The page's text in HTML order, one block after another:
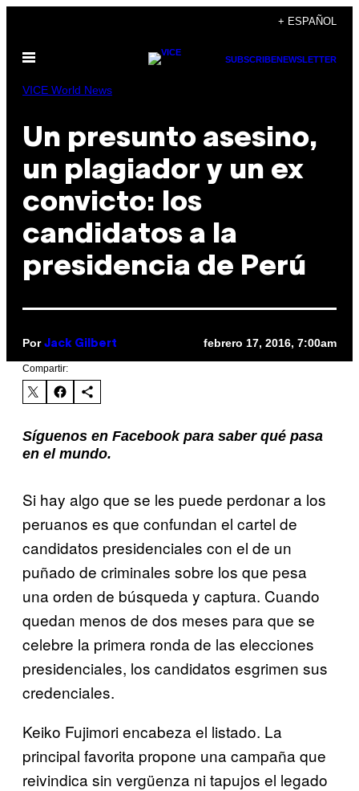
contenido
+ ESPAÑOL
Abrir
SUBSCRIBENEWSLETTER
VICE World News
Un presunto asesino,
un plagiador y un ex
convicto: los
candidatos a la
presidencia de Perú
Por Jack Gilbert febrero 17, 2016, 7:00am
Compartir:
Síguenos en Facebook para saber qué pasa
en el mundo.
Si hay algo que se les puede perdonar a los
peruanos es que confundan el cartel de
candidatos presidenciales con el de un
puñado de criminales sobre los que pesa
una orden de búsqueda y captura. Cuando
quedan menos de dos meses para que se
celebre la primera ronda de las elecciones
presidenciales, los candidatos esgrimen sus
credenciales.
Keiko Fujimori encabeza el listado. La
principal favorita propone una campaña que
reivindica sin vergüenza ni tapujos el legado